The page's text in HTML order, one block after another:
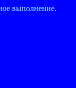
выполнение.